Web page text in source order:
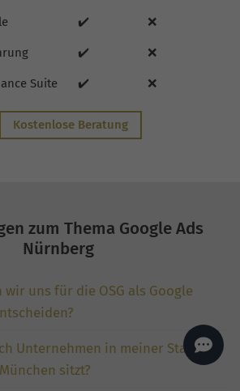
✔️ ❌
✔️ ❌
Suite ✔️ ❌
Kostenlose Beratung
zum Thema Google Ads
Nürnberg
uns für die OSG als Google
Unternehmen in meiner Stadt,
sitzt?
Monat, inkl. Content,